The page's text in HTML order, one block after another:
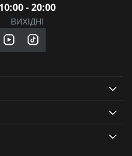
10:00 - 20:00
ВИХІДНІ